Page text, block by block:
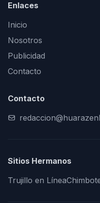
Enlaces
Inicio
Nosotros
Publicidad
Contacto
Contacto
Sitios Hermanos
Trujillo en Línea